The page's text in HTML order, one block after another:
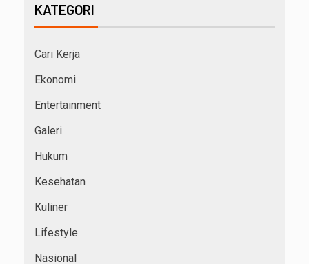
KATEGORI
Cari Kerja
Ekonomi
Entertainment
Galeri
Hukum
Kesehatan
Kuliner
Lifestyle
Nasional